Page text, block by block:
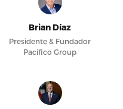
Brian Díaz
Presidente & Fundador
Pacifico Group